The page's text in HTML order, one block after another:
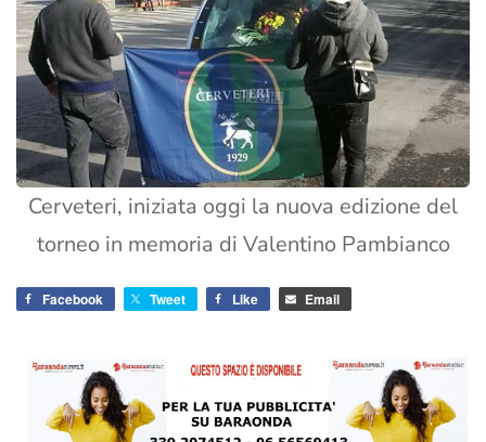
Cerveteri, iniziata oggi la nuova edizione del
torneo in memoria di Valentino Pambianco
Facebook Tweet Like Email